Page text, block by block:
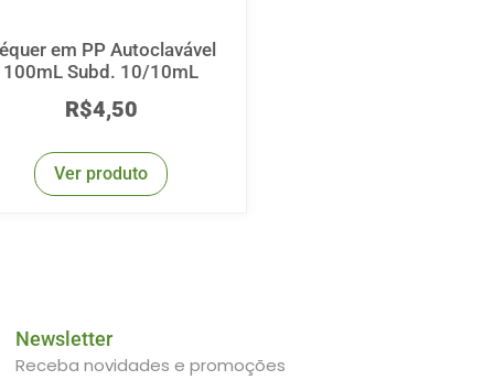
em PP Autoclavável
100mL Subd. 10/10mL
R$4,50
Ver produto
Newsletter
Receba novidades e promoções